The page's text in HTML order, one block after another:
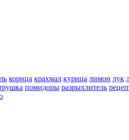
корица крахмал курица лимон лук
помидоры разрыхлитель